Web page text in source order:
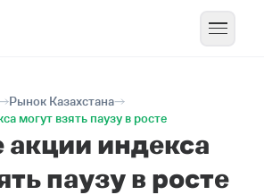
Рынок Казахстана
могут взять паузу в росте
индекса
паузу в росте